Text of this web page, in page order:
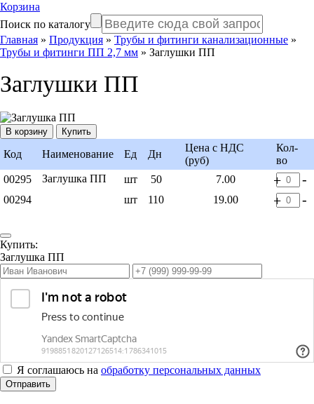
Корзина
Поиск по каталогу
Главная » Продукция » Трубы и фитинги канализационные »
Трубы и фитинги ПП 2,7 мм » Заглушки ПП
Заглушки ПП
Купить
Код Наименование Ед Дн
Цена с НДС
(руб)
Кол-
во
00295
Заглушка ПП шт 50 7.00 + -
00294 шт 110 19.00 + -
Купить:
Заглушка ПП
Я соглашаюсь на обработку персональных данных
Отправить